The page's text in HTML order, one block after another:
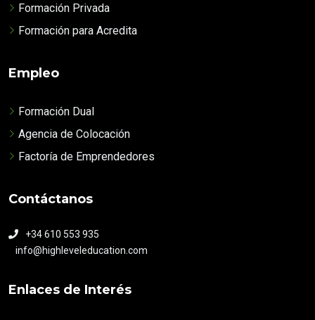
Formación Privada
Formación para Acredita
Empleo
Formación Dual
Agencia de Colocación
Factoría de Emprendedores
Contáctanos
+34 610 553 935
info@highleveleducation.com
Enlaces de Interés